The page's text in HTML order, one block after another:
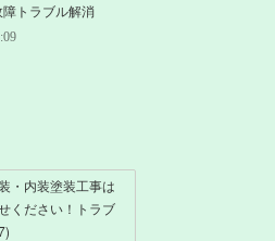
トラブル解消
・内装塗装工事は
ください！トラブ
)